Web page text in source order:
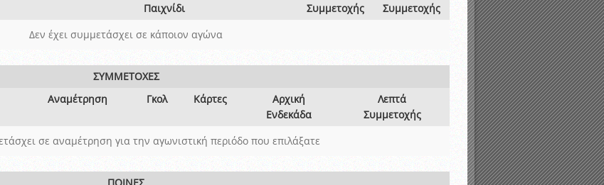
Παιχνίδι
Συμμετοχής
Συμμετοχής
Δεν έχει συμμετάσχει σε κάποιον αγώνα
ΣΥΜΜΕΤΟΧΕΣ
Αναμέτρηση Γκολ Κάρτες
Αρχική
Ενδεκάδα
Λεπτά
Συμμετοχής
σε αναμέτρηση για την αγωνιστική περιόδο που επιλάξατε